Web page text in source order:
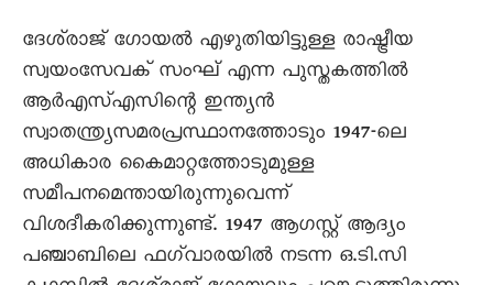
ദേശ്‌രാജ്‌ ഗോയൽ എഴുതിയിട്ടുള്ള രാഷ്ട്രീയ
സ്വയംസേവക് സംഘ് എന്ന പുസ്തകത്തിൽ
ആർഎസ്എസിന്റെ ഇന്ത്യൻ
സ്വാതന്ത്ര്യസമരപ്രസ്ഥാനത്തോടും 1947-ലെ
അധികാര കൈമാറ്റത്തോടുമുള്ള
സമീപനമെന്തായിരുന്നുവെന്ന്
വിശദീകരിക്കുന്നുണ്ട്. 1947 ആഗസ്റ്റ് ആദ്യം
പഞ്ചാബിലെ ഫഗ്‌വാരയിൽ നടന്ന ഒ.ടി.സി